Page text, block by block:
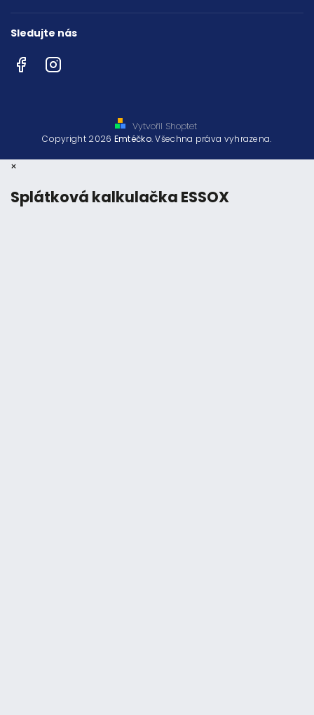
Sledujte nás
FacebookInstagram
Vytvořil Shoptet
Copyright 2026 Emtéčko. Všechna práva vyhrazena.
×
Splátková kalkulačka ESSOX